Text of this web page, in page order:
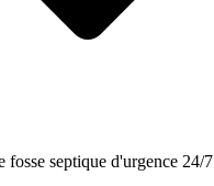
fosse septique d'urgence 24/7